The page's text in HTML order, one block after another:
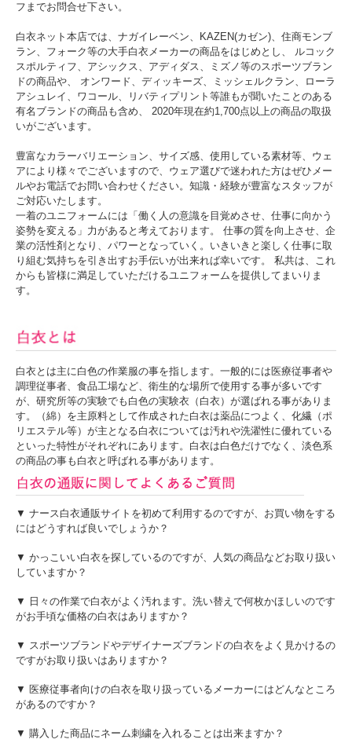
フまでお問合せ下さい。
白衣ネット本店では、ナガイレーベン、KAZEN(カゼン)、住商モンブ
ラン、フォーク等の大手白衣メーカーの商品をはじめとし、 ルコック
スポルティフ、アシックス、アディダス、ミズノ等のスポーツブラン
ドの商品や、 オンワード、ディッキーズ、ミッシェルクラン、ローラ
アシュレイ、ワコール、リバティプリント等誰もが聞いたことのある
有名ブランドの商品も含め、 2020年現在約1,700点以上の商品の取扱
いがございます。
豊富なカラーバリエーション、サイズ感、使用している素材等、ウェ
アにより様々でございますので、ウェア選びで迷われた方はぜひメー
ルやお電話でお問い合わせください。知識・経験が豊富なスタッフが
ご対応いたします。
一着のユニフォームには「働く人の意識を目覚めさせ、仕事に向かう
姿勢を変える」力があると考えております。 仕事の質を向上させ、企
業の活性剤となり、パワーとなっていく。いきいきと楽しく仕事に取
り組む気持ちを引き出すお手伝いが出来れば幸いです。 私共は、これ
からも皆様に満足していただけるユニフォームを提供してまいりま
す。
白衣とは主に白色の作業服の事を指します。一般的には医療従事者や
調理従事者、食品工場など、衛生的な場所で使用する事が多いです
が、研究所等の実験でも白色の実験衣（白衣）が選ばれる事がありま
す。（綿）を主原料として作成された白衣は薬品につよく、化繊（ポ
リエステル等）が主となる白衣については汚れや洗濯性に優れている
といった特性がそれぞれにあります。白衣は白色だけでなく、淡色系
の商品の事も白衣と呼ばれる事があります。
▼ ナース白衣通販サイトを初めて利用するのですが、お買い物をする
にはどうすれば良いでしょうか？
▼ かっこいい白衣を探しているのですが、人気の商品などお取り扱い
していますか？
▼ 日々の作業で白衣がよく汚れます。洗い替えで何枚かほしいのです
がお手頃な価格の白衣はありますか？
▼ スポーツブランドやデザイナーズブランドの白衣をよく見かけるの
ですがお取り扱いはありますか？
▼ 医療従事者向けの白衣を取り扱っているメーカーにはどんなところ
があるのですか？
▼ 購入した商品にネーム刺繍を入れることは出来ますか？